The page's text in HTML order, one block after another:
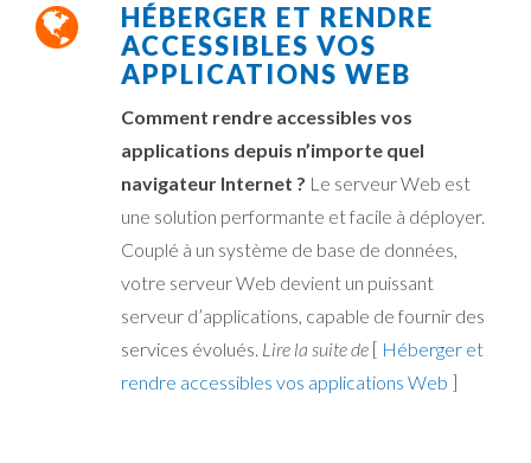
HÉBERGER ET RENDRE
ACCESSIBLES VOS
APPLICATIONS WEB
Comment rendre accessibles vos
applications depuis n’importe quel
navigateur Internet ? Le serveur Web est
une solution performante et facile à déployer.
Couplé à un système de base de données,
votre serveur Web devient un puissant
serveur d’applications, capable de fournir des
services évolués. Lire la suite de [ Héberger et
rendre accessibles vos applications Web ]